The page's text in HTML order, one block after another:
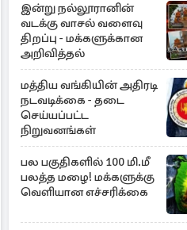
இன்று நல்லூரானின்
வடக்கு வாசல் வளைவு
திறப்பு - மக்களுக்கான
அறிவித்தல்
மத்திய வங்கியின் அதிரடி
நடவடிக்கை - தடை
செய்யப்பட்ட
நிறுவனங்கள்
பல பகுதிகளில் 100 மி.மீ
பலத்த மழை! மக்களுக்கு
வெளியான எச்சரிக்கை